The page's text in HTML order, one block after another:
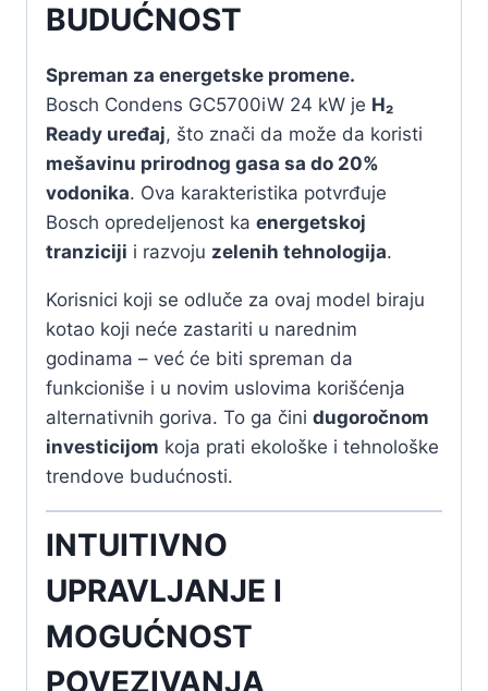
BUDUĆNOST
Spreman za energetske promene.
Bosch Condens GC5700iW 24 kW je H₂
Ready uređaj, što znači da može da koristi
mešavinu prirodnog gasa sa do 20%
vodonika. Ova karakteristika potvrđuje
Bosch opredeljenost ka energetskoj
tranziciji i razvoju zelenih tehnologija.
Korisnici koji se odluče za ovaj model biraju
kotao koji neće zastariti u narednim
godinama – već će biti spreman da
funkcioniše i u novim uslovima korišćenja
alternativnih goriva. To ga čini dugoročnom
investicijom koja prati ekološke i tehnološke
trendove budućnosti.
INTUITIVNO
UPRAVLJANJE I
MOGUĆNOST
POVEZIVANJA